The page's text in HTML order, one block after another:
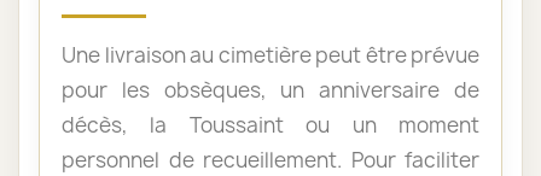
Une livraison au cimetière peut être prévue
pour les obsèques, un anniversaire de
décès, la Toussaint ou un moment
personnel de recueillement. Pour faciliter